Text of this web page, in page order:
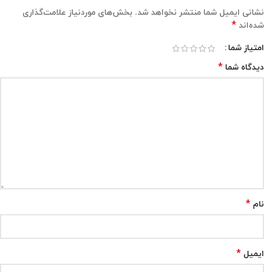
نشانی ایمیل شما منتشر نخواهد شد. بخش‌های موردنیاز علامت‌گذاری
شده‌اند *
امتیاز شما
دیدگاه شما *
نام *
ایمیل *